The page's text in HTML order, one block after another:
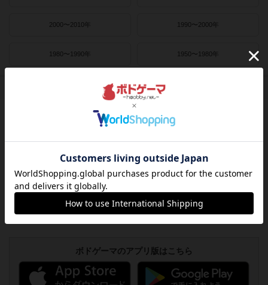
2000〜2010年 1990〜2000年
1980〜1990年 1950〜1980年
ライナー・クニツィア クラウス・トイバー
フリードマン・フリーゼ カナイセイジ
クレメンス・フランツ クリス・キリアムス
ボドゲーマのアプリ版はこちら